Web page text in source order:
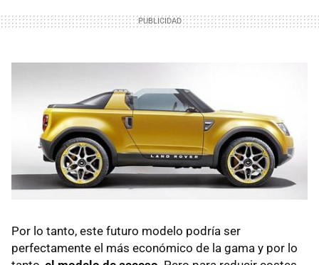
Por lo tanto, este futuro modelo podría ser
perfectamente el más económico de la gama y por lo